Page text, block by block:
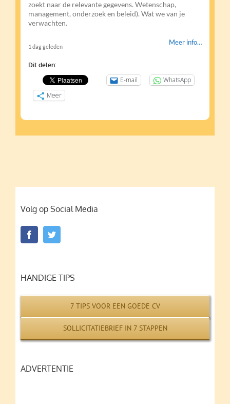
zoekt naar de relevante gegevens. Wetenschap,
management, onderzoek en beleid). Wat we van je
verwachten.
Meer info…
1 dag geleden
Dit delen:
E-mail
WhatsApp
Meer
Volg op Social Media
HANDIGE TIPS
7 TIPS VOOR EEN GOEDE CV
SOLLICITATIEBRIEF IN 7 STAPPEN
ADVERTENTIE